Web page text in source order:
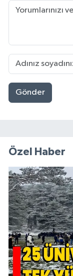
Gönder
Özel Haber